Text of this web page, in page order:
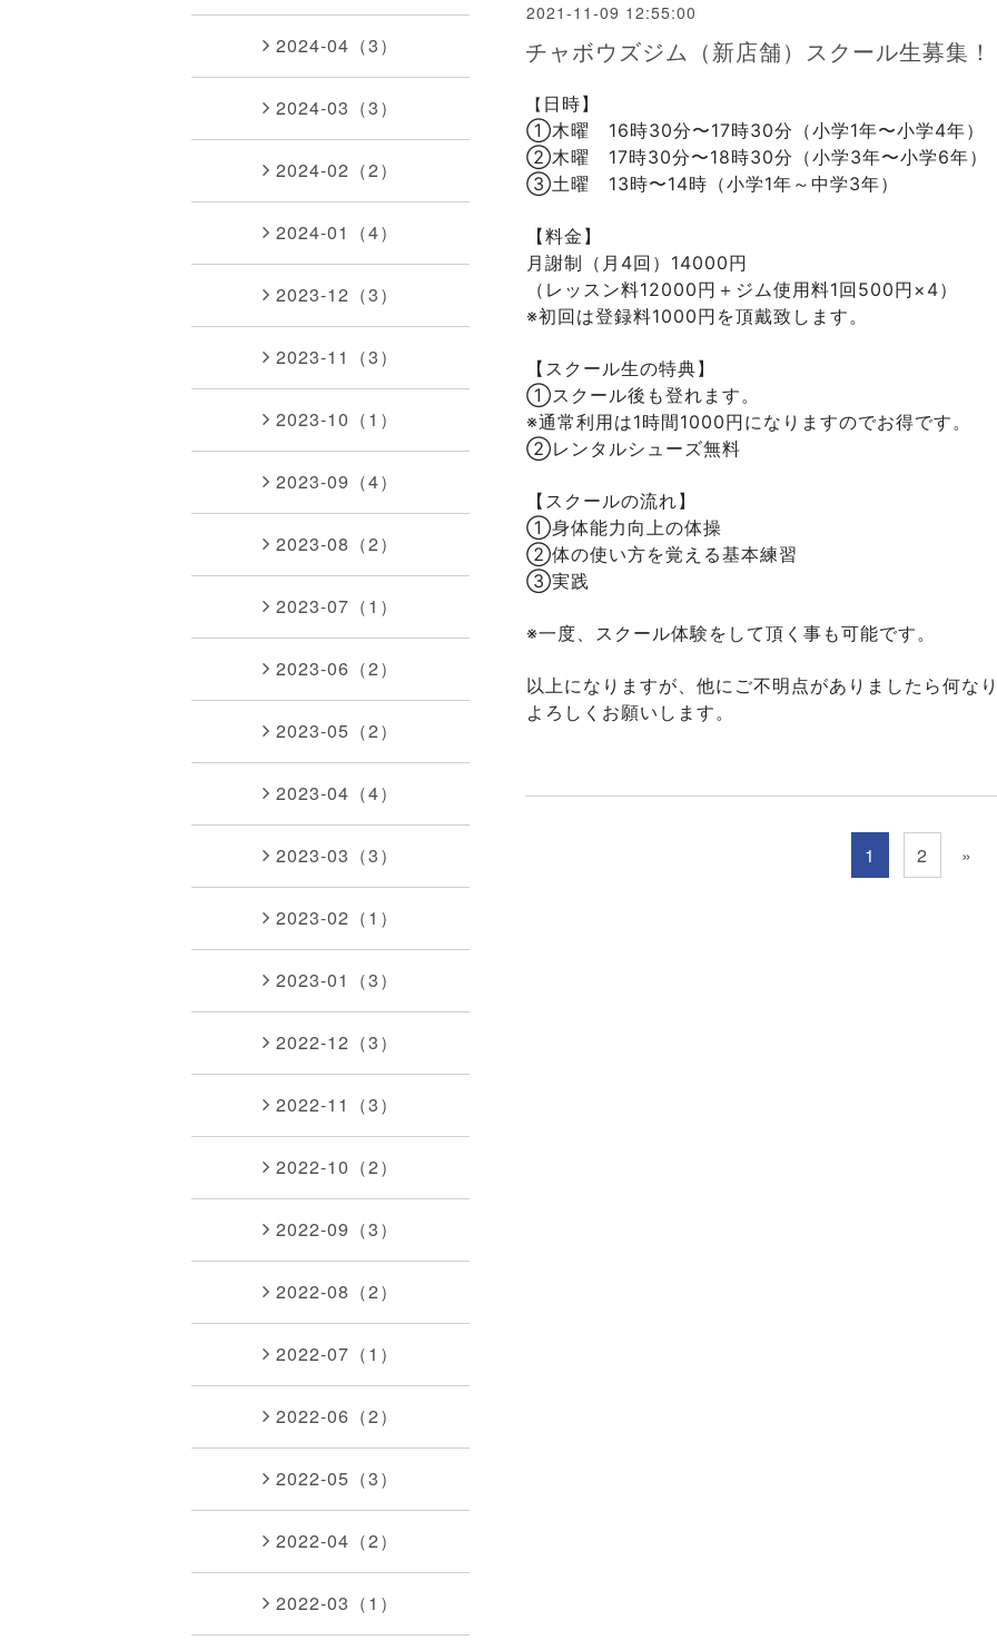
2021-11-09 12:55:00
チャボウズジム（新店舗）スクール生募集
【 日時】
①木曜 16時30分〜17時30分 （小学1年〜小学4年
②木曜 17時30分〜18時30分 （小学3年〜小学6年
③土曜 13時〜14時（小学1年～中学3年
【料金】
月謝制（月4回）14000円
（レッスン料12000円＋ジム使用料1回500円×4）
※初回は登録料1000円を頂戴致します。
【スクール生の特典】
①スクール後も登れます。
※通常利用は1時間1000円になりますのでお得です。
②レンタルシューズ無料
【スクールの流れ】
①身体能力向上の体操
②体の使い方を覚える基本練習
③実践
※一度、スクール体験をして頂く事も可能です。
以上になりますが、他にご不明点がありましたら何な
よろしくお願いします。
1 2 »
2024-04（3）
2024-03（3）
2024-02（2）
2024-01（4）
2023-12（3）
2023-11（3）
2023-10（1）
2023-09（4）
2023-08（2）
2023-07（1）
2023-06（2）
2023-05（2）
2023-04（4）
2023-03（3）
2023-02（1）
2023-01（3）
2022-12（3）
2022-11（3）
2022-10（2）
2022-09（3）
2022-08（2）
2022-07（1）
2022-06（2）
2022-05（3）
2022-04（2）
2022-03（1）